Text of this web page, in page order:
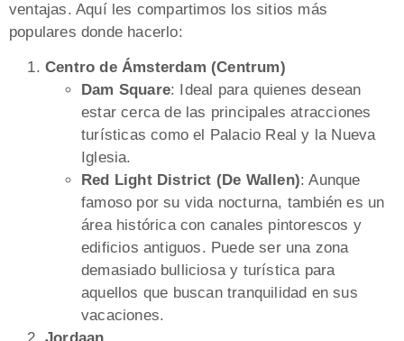
ventajas. Aquí les compartimos los sitios más
populares donde hacerlo:
Centro de Ámsterdam (Centrum)
Dam Square: Ideal para quienes desean
estar cerca de las principales atracciones
turísticas como el Palacio Real y la Nueva
Iglesia.
Red Light District (De Wallen): Aunque
famoso por su vida nocturna, también es un
área histórica con canales pintorescos y
edificios antiguos. Puede ser una zona
demasiado bulliciosa y turística para
aquellos que buscan tranquilidad en sus
vacaciones.